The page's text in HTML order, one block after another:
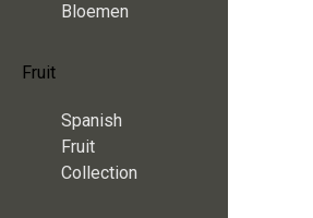
Bloemen
Fruit
Spanish
Fruit
Collection